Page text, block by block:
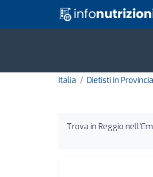
Italia Dietisti in
Trova in Reggio